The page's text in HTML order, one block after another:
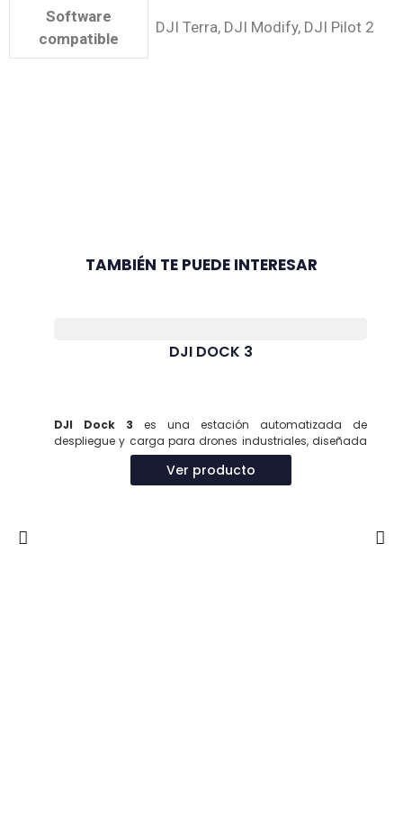
Software
compatible
DJI Terra, DJI Modify, DJI Pilot 2
TAMBIÉN TE PUEDE INTERESAR
DJI DOCK 3
DJI Dock 3 es una estación automatizada de
despliegue y carga para drones industriales, diseñada
operaciones remotas 24/7 en entornos
. Su capacidad de montaje en vehículos y
compatibilidad con drones Matrice 4D/4TD la convierten
Ver producto